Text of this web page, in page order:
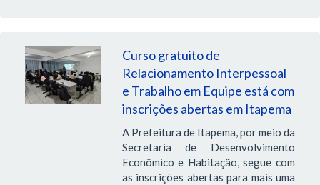
Curso gratuito de
Relacionamento Interpessoal
e Trabalho em Equipe está com
inscrições abertas em Itapema
A Prefeitura de Itapema, por meio da
Secretaria de Desenvolvimento
Econômico e Habitação, segue com
as inscrições abertas para mais uma